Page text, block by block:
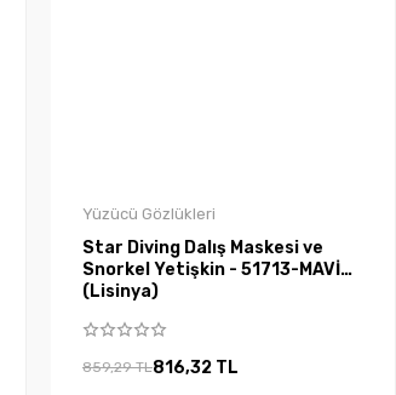
Yüzücü Gözlükleri
Star Diving Dalış Maskesi ve
Snorkel Yetişkin - 51713-MAVİ
(Lisinya)
859,29 TL816,32 TL